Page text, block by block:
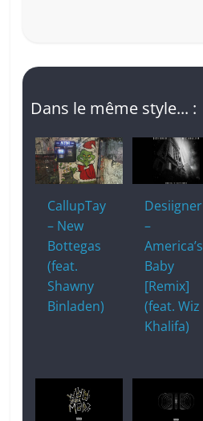
Dans le même style... :
CallupTay
– New
Bottegas
(feat.
Shawny
Binladen)
Desiigner
–
America’s
Baby
[Remix]
(feat. Wiz
Khalifa)